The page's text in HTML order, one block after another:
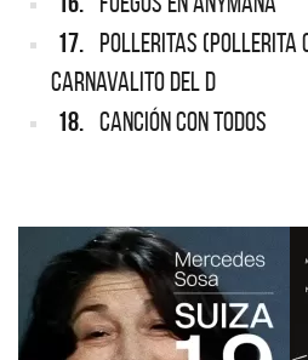
17. POLLERITAS (POLLERITA
CARNAVALITO DEL D
18. CANCIÓN CON TODOS